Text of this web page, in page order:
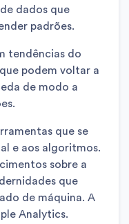
dados que
padrões.
tendências do
podem voltar a
de modo a
que se
e aos algoritmos.
sobre a
que
de máquina. A
Analytics.